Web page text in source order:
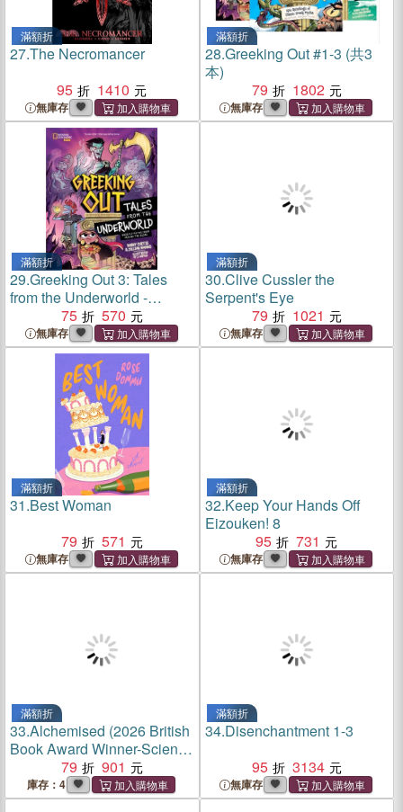
滿額折
27.The Necromancer
95
1410
無庫存
滿額折
28.Greeking Out #1-3 (共3
本)
79
1802
無庫存
滿額折
29.Greeking Out 3: Tales
from the Underworld -
Ghostly Myths from Around
the Globe
75 570
無庫存
滿額折
30.Clive Cussler the
Serpent's Eye
79
1021
無庫存
滿額折
31.Best Woman
79
571
無庫存
滿額折
32.Keep Your Hands Off
Eizouken! 8
95
731
無庫存
滿額折
33.Alchemised (2026 British
Book Award Winner-Science
Fiction & Fantasy)(刷邊版)
79 901
庫存：4
滿額折
34.Disenchantment 1-3
95
3134
無庫存